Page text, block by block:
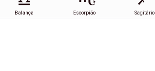
Balança Escorpião Sagitário